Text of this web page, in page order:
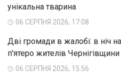
унікальна тварина
06 СЕРПНЯ 2026, 17:08
Дві громади в жалобі: в ніч
п'ятеро жителів Чернігівщини
06 СЕРПНЯ 2026, 15:56